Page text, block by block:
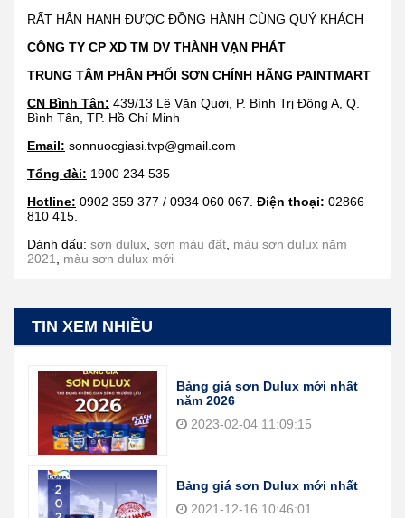
RẤT HÂN HẠNH ĐƯỢC ĐỒNG HÀNH CÙNG QUÝ KHÁCH
CÔNG TY CP XD TM DV THÀNH VẠN PHÁT
TRUNG TÂM PHÂN PHỐI SƠN CHÍNH HÃNG PAINTMART
CN Bình Tân: 439/13 Lê Văn Quới, P. Bình Trị Đông A, Q.
Bình Tân, TP. Hồ Chí Minh
Email: sonnuocgiasi.tvp@gmail.com
Tổng đài: 1900 234 535
Hotline: 0902 359 377 / 0934 060 067. Điện thoại: 02866
810 415.
Dánh dấu: sơn dulux, sơn màu đất, màu sơn dulux năm
2021, màu sơn dulux mới
TIN XEM NHIỀU
Bảng giá sơn Dulux mới nhất
năm 2026
2023-02-04 11:09:15
Bảng giá sơn Dulux mới nhất
2021-12-16 10:46:01